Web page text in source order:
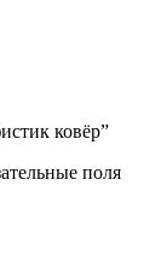
ковёр”
поля